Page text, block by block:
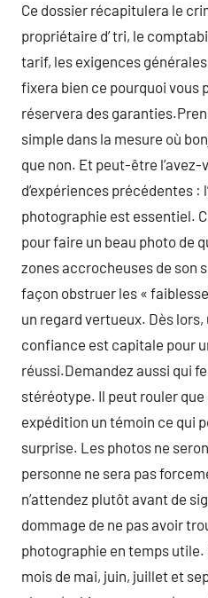
Ce dossier récapitulera le
propriétaire d’ tri, le
tarif, les exigences
fixera bien ce pourquoi vous
réservera des
simple dans la mesure où
que non. Et peut-être
d’expériences précédentes :
photographie est essentiel.
pour faire un beau photo de
zones accrocheuses de son
façon obstruer les «
un regard vertueux. Dès lors,
confiance est capitale pour
réussi.Demandez aussi qui
stéréotype. Il peut rouler
expédition un témoin ce qui
surprise. Les photos ne
personne ne sera pas
n’attendez plutôt avant de
dommage de ne pas avoir
photographie en temps
mois de mai, juin, juillet et